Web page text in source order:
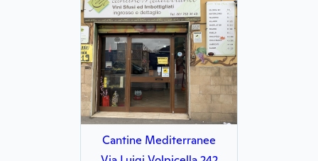
Cantine Mediterranee